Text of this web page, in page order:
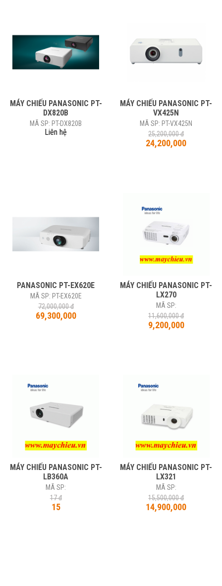
MÁY CHIẾU PANASONIC PT-
DX820B
MÃ SP: PT-DX820B
Liên hệ
MÁY CHIẾU PANASONIC PT-
VX425N
MÃ SP: PT-VX425N
25,200,000 đ
24,200,000
PANASONIC PT-EX620E
MÃ SP: PT-EX620E
72,000,000 đ
69,300,000
MÁY CHIẾU PANASONIC PT-
LX270
MÃ SP:
11,600,000 đ
9,200,000
MÁY CHIẾU PANASONIC PT-
LB360A
MÃ SP:
17 đ
15
MÁY CHIẾU PANASONIC PT-
LX321
MÃ SP:
15,500,000 đ
14,900,000